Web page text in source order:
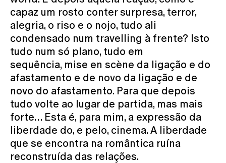
capaz um rosto conter surpresa, terror,
alegria, o riso e o nojo, tudo ali
condensado num travelling à frente? Isto
tudo num só plano, tudo em
sequência, mise en scène da ligação e do
afastamento e de novo da ligação e de
novo do afastamento. Para que depois
tudo volte ao lugar de partida, mas mais
forte… Esta é, para mim, a expressão da
liberdade do, e pelo, cinema. A liberdade
que se encontra na romântica ruína
reconstruída das relações.